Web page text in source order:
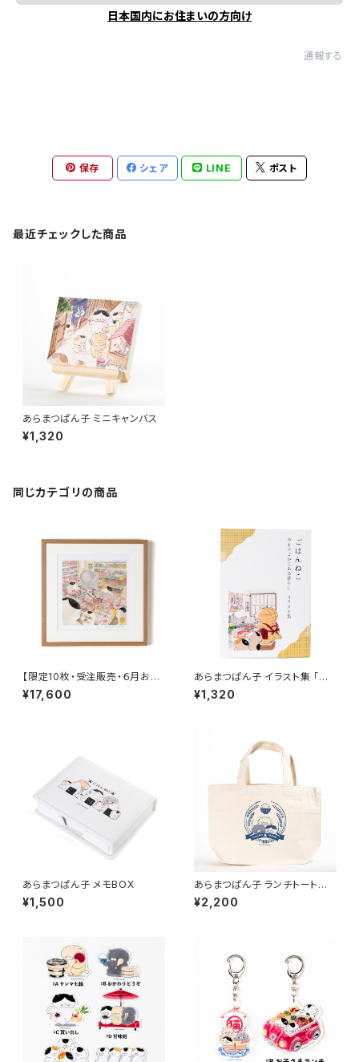
日本国内にお住まいの方向け
通報する
保存 シェア LINE ポスト
最近チェックした商品
あらまつぱん子 ミニキャンバス
¥1,320
同じカテゴリの商品
【限定10枚・受注販売・６月お届
け】あらまつぱん子 複製原画
「駄菓子屋さん」額装・直筆サイ
¥17,600
あらまつぱん子 イラスト集 「ご
はんねこ ～今もどこかにある暮
らし～」
¥1,320
あらまつぱん子 メモBOX
¥1,500
あらまつぱん子 ランチトートバッ
グ
¥2,200